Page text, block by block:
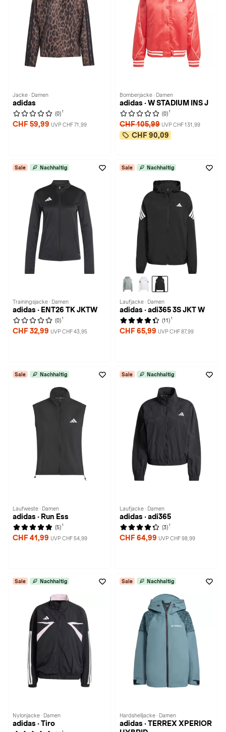
Jacke · Damen
adidas
(0) 1
CHF 59,99 UVP CHF 71,99
Bomberjacke · Damen
adidas · W STADIUM INS J
(0) 1
CHF 105,99 UVP CHF 131,99
CHF 90,09
Sale Nachhaltig
Trainingsjacke · Damen
adidas · ENT26 TK JKTW
(0) 1
CHF 32,99 UVP CHF 43,95
Sale Nachhaltig
Laufjacke · Damen
adidas · adi365 3S JKT W
(11) 1
CHF 65,99 UVP CHF 87,99
Sale Nachhaltig
Laufweste · Damen
adidas · Run Ess
(5) 1
CHF 41,99 UVP CHF 54,99
Sale Nachhaltig
Laufjacke · Damen
adidas · adi365
(3) 1
CHF 64,99 UVP CHF 98,99
Sale Nachhaltig
Nylonjacke · Damen
adidas · Tiro
Sale Nachhaltig
Hardshelljacke · Damen
adidas · TERREX XPERIOR